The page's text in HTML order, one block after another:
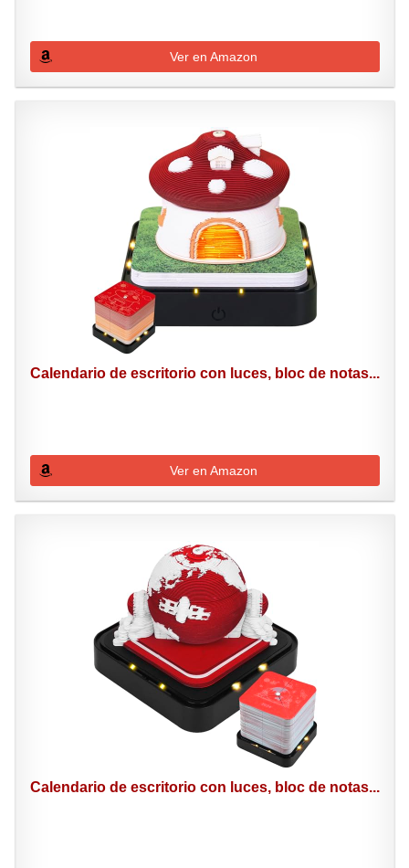
Ver en Amazon
Calendario de escritorio con luces, bloc de notas...
Ver en Amazon
Calendario de escritorio con luces, bloc de notas...